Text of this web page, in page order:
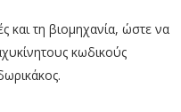
και τη βιομηχανία, ώστε να
κωδικούς